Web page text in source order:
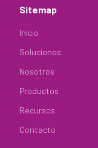
Sitemap
Inicio
Soluciones
Nosotros
Productos
Recursos
Contacto